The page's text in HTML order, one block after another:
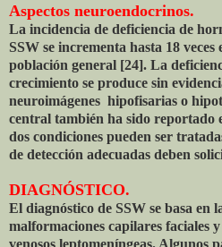
Aspectos neuroendocrinos.
La incidencia de deficiencia de
SSW se incrementa hasta 18
población general [24]. La
crecimiento se produce sin
neuroimágenes hipofisarias o
central también ha sido reportado
dos condiciones pueden ser
de detección adecuadas deben
DIAGNÓSTICO.
El diagnóstico de SSW se basa en
malformaciones capilares faciales
venosos leptomeníngeas. Algunos